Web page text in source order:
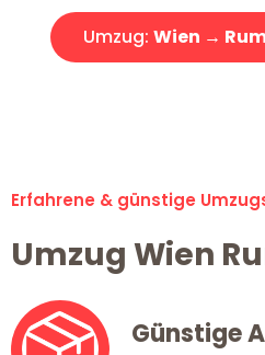
Umzug: Wien →
Erfahrene & günstige
Umzug Wien
Günstige